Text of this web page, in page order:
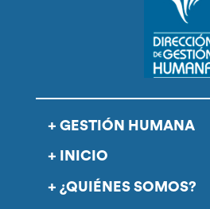
GESTIÓN HUMANA
INICIO
¿QUIÉNES SOMOS?